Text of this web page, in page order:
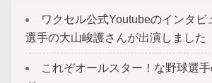
ワクセル公式Youtubeのインタビ
選手の大山峻護さんが出演しました
これぞオールスター！な野球選